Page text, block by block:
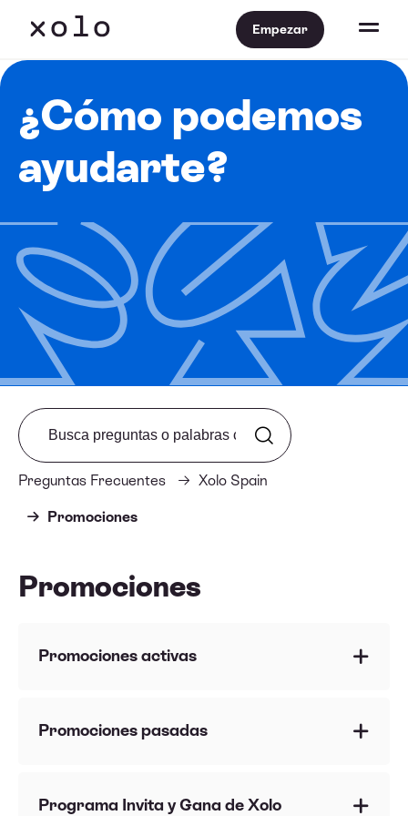
Empezar
¿Cómo podemos
ayudarte?
Preguntas Frecuentes Xolo Spain
Promociones
Search from FAQ
Promociones
Promociones activas
Promociones pasadas
Condiciones
Programa Invita y Gana de Xolo